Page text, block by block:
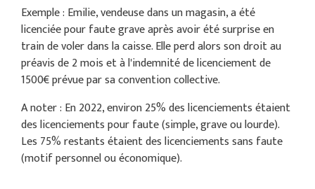
Exemple : Emilie, vendeuse dans un magasin, a été
licenciée pour faute grave après avoir été surprise en
train de voler dans la caisse. Elle perd alors son droit au
préavis de 2 mois et à l'indemnité de licenciement de
1500€ prévue par sa convention collective.
A noter : En 2022, environ 25% des licenciements étaient
des licenciements pour faute (simple, grave ou lourde).
Les 75% restants étaient des licenciements sans faute
(motif personnel ou économique).